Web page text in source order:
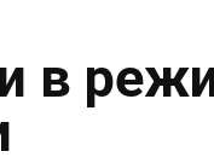
в